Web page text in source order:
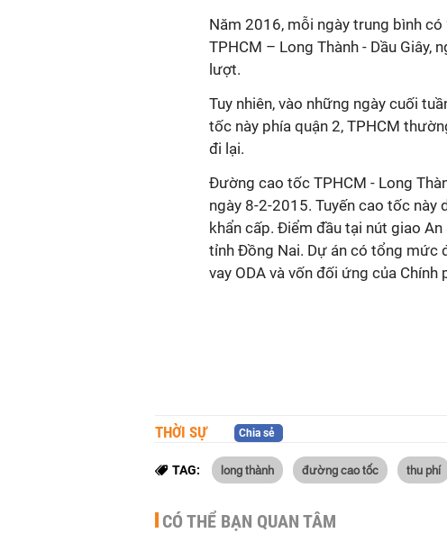
Năm 2016, mỗi ngày trung bình
TPHCM – Long Thành - Dầu
lượt.
Tuy nhiên, vào những ngày cuối
tốc này phía quận 2, TPHCM
đi lại.
Đường cao tốc TPHCM - Long
ngày 8-2-2015. Tuyến cao tốc này
khẩn cấp. Điểm đầu tại nút giao An
tỉnh Đồng Nai. Dự án có tổng mức
vay ODA và vốn đối ứng của Chính
THỜI SỰ Chia sẻ
TAG: long thành đường cao tốc thu phí
CÓ THỂ BẠN QUAN TÂM